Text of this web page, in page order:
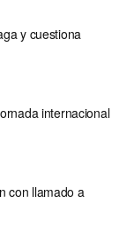
y cuestiona
internacional
con llamado a